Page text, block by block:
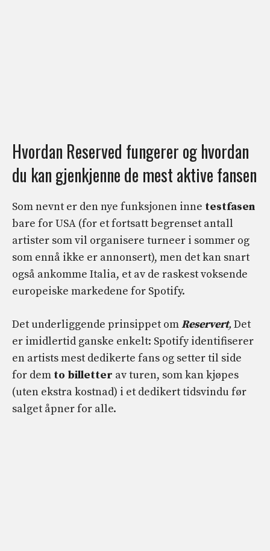
Hvordan Reserved fungerer og hvordan
du kan gjenkjenne de mest aktive fansen
Som nevnt er den nye funksjonen inne testfasen
bare for USA (for et fortsatt begrenset antall
artister som vil organisere turneer i sommer og
som ennå ikke er annonsert), men det kan snart
også ankomme Italia, et av de raskest voksende
europeiske markedene for Spotify.
Det underliggende prinsippet omReservert, Det
er imidlertid ganske enkelt: Spotify identifiserer
en artists mest dedikerte fans og setter til side
for dem to billetter av turen, som kan kjøpes
(uten ekstra kostnad) i et dedikert tidsvindu før
salget åpner for alle.